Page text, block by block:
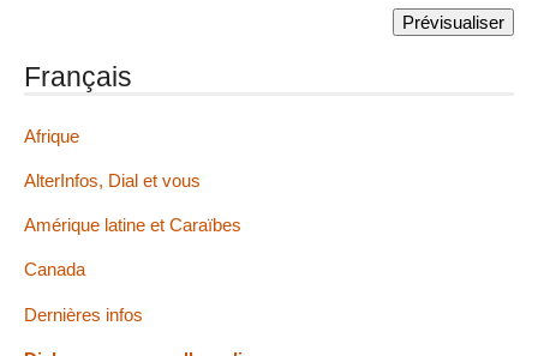
Français
Afrique
AlterInfos, Dial et vous
Amérique latine et Caraïbes
Canada
Dernières infos